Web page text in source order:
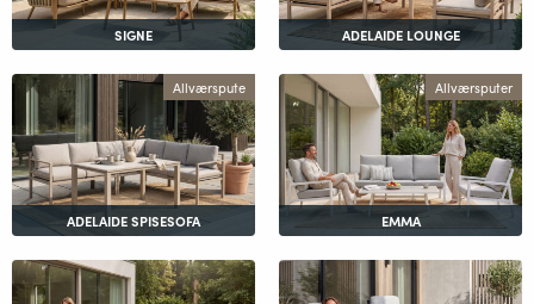
SIGNE ADELAIDE LOUNGE
Allværspute
ADELAIDE SPISESOFA
Allværsputer
EMMA